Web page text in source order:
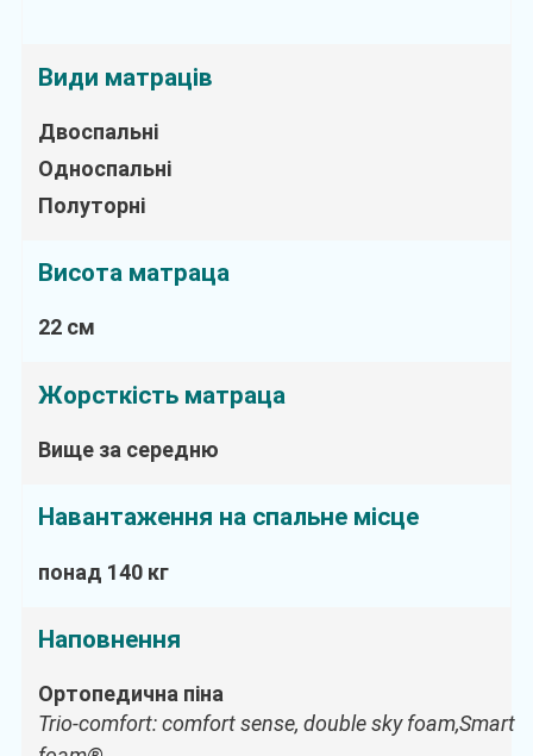
Види матраців
Двоспальні
Односпальні
Полуторні
Висота матраца
22 см
Жорсткість матраца
Вище за середню
Навантаження на спальне місце
понад 140 кг
Наповнення
Ортопедична піна
Trio-comfort: comfort sense, double sky foam,Smart